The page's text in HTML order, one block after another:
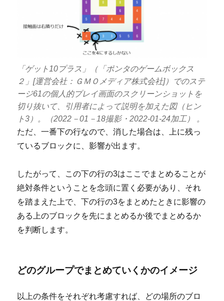
「ゲット10プラス」（「ポンタのゲームボックス
２」[運営会社：ＧＭＯメディア株式会社]）でのステ
ージ61の個人的プレイ画面のスクリーンショットを
切り抜いて、引用者によって説明を加えた図（ヒン
ト3）。（2022－01－18撮影・2022-01-24加工） 。
ただ、一番下の行なので、消した場合は、上に残っ
ているブロックに、影響が出ます。
したがって、この下の行の3はここでまとめることが
絶対条件ということを念頭に置く必要があり、それ
を踏まえた上で、下の行の3をまとめたときに影響の
ある上のブロックを先にまとめるか後でまとめるか
を判断します。
どのグループでまとめていくかのイメージ
以上の条件をそれぞれ考慮すれば、どの場所のブロ